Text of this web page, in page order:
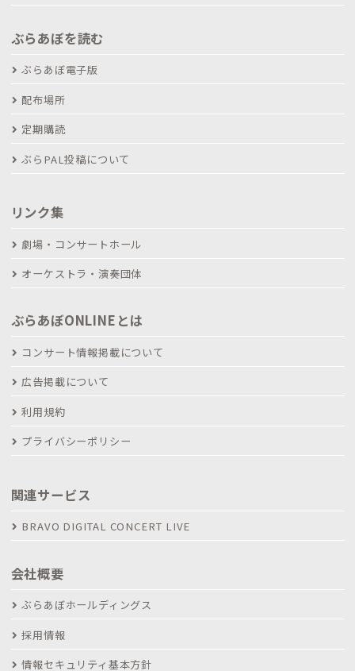
ぶらあぼを読む
ぶらあぼ電子版
配布場所
定期購読
ぶらPAL投稿について
リンク集
劇場・コンサートホール
オーケストラ・演奏団体
ぶらあぼONLINEとは
コンサート情報掲載について
広告掲載について
利用規約
プライバシーポリシー
関連サービス
BRAVO DIGITAL CONCERT LIVE
会社概要
ぶらあぼホールディングス
採用情報
情報セキュリティ基本方針